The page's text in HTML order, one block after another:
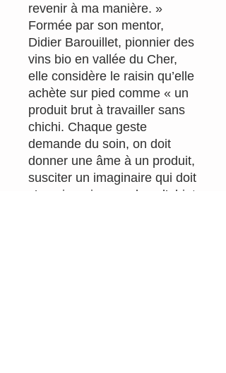
revenir à ma manière. »
Formée par son mentor,
Didier Barouillet, pionnier des
vins bio en vallée du Cher,
elle considère le raisin qu’elle
achète sur pied comme « un
produit brut à travailler sans
chichi. Chaque geste
demande du soin, on doit
donner une âme à un produit,
susciter un imaginaire qui doit
s’exprimer jusque dans l’objet